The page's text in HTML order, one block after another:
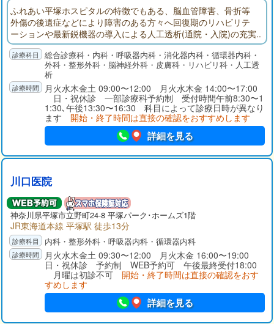
ふれあい平塚ホスピタルの特徴でもある、脳血管障害、骨折等
外傷の後遺症などにより障害のある方々へ回復期のリハビリテ
ーションや最新鋭機器の導入による人工透析(通院・入院)の充実
を図り、更に健康増進対策の提供による疾病予防を行い、より
良い生活が送れるよう支援し、皆様方のお役に立てるよう取り
組んでまいります。
総合診療科・内科・呼吸器内科・消化器内科・循環器内科・
外科・整形外科・脳神経外科・皮膚科・リハビリ科・人工透
析
月火水木金土 09:00〜12:00 月火水木金 14:00〜17:00
日・祝休診 一部診療科予約制 受付時間午前8:30〜1
1:30､午後13:30〜16:30 科目によって診療日時が異なり
ます 開始・終了時間は直接の確認をおすすめします
詳細を見る
川口医院
神奈川県平塚市立野町24-8 平塚パーク･ホームズ1階
JR東海道本線 平塚駅 徒歩13分
内科・整形外科・呼吸器内科・循環器内科
月火水木金土 09:30〜12:00 月火木金 16:00〜19:00
日・祝休診 予約制 WEB予約可 午後最終受付18:00
月曜は初診不可 開始・終了時間は直接の確認をおす
すめします
詳細を見る